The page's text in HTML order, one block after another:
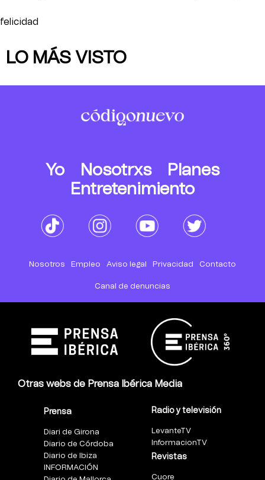
felicidad
LO MÁS VISTO
Yo Nosotrxs
Planes
Entretenimiento
Nosotros Empleo Aviso legal Privacidad Contacto
Canal de denuncias
Otras webs de Prensa Ibérica Media
Prensa
Diari de Girona
Diario de Córdoba
Diario de Ibiza
INFORMACIÓN
Radio y televisión
LevanteTV
InformacionTV
Revistas
Cuore